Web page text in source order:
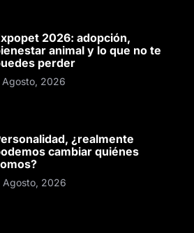
2026: adopción,
animal y lo que no te
perder
Agosto, 2026
¿realmente
cambiar quiénes
Agosto, 2026